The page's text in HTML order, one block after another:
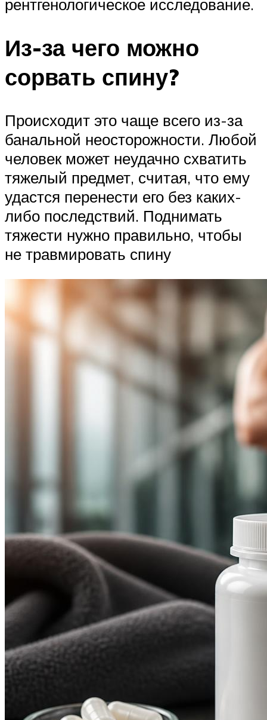
рентгенологическое исследование.
Из-за чего можно
сорвать спину?
Происходит это чаще всего из-за
банальной неосторожности. Любой
человек может неудачно схватить
тяжелый предмет, считая, что ему
удастся перенести его без каких-
либо последствий. Поднимать
тяжести нужно правильно, чтобы
не травмировать спину